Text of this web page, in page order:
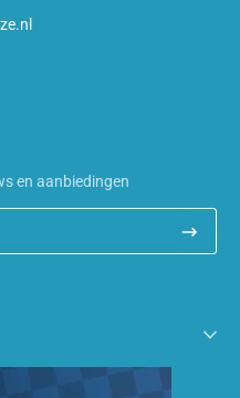
en aanbiedingen